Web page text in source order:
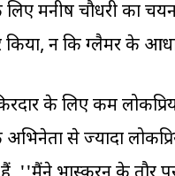
मनीष चौधरी का
न कि ग्लैमर के
के लिए कम
से ज्‍यादा